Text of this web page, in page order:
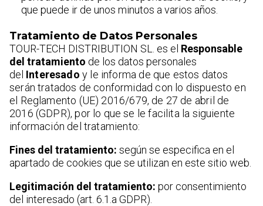
que puede ir de unos minutos a varios años.
Tratamiento de Datos Personales
TOUR-TECH DISTRIBUTION SL. es el Responsable
del tratamiento de los datos personales
del Interesado y le informa de que estos datos
serán tratados de conformidad con lo dispuesto en
el Reglamento (UE) 2016/679, de 27 de abril de
2016 (GDPR), por lo que se le facilita la siguiente
información del tratamiento:
Fines del tratamiento: según se especifica en el
apartado de cookies que se utilizan en este sitio web.
Legitimación del tratamiento: por consentimiento
del interesado (art. 6.1.a GDPR).